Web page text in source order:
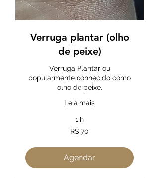
Verruga plantar (olho
de peixe)
Verruga Plantar ou
popularmente conhecido como
olho de peixe.
Leia mais
1 h
R$ 70
Agendar